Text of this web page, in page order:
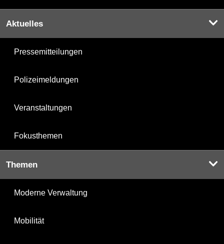
Aktuelles
Pressemitteilungen
Polizeimeldungen
Veranstaltungen
Fokusthemen
Themen
Moderne Verwaltung
Mobilität